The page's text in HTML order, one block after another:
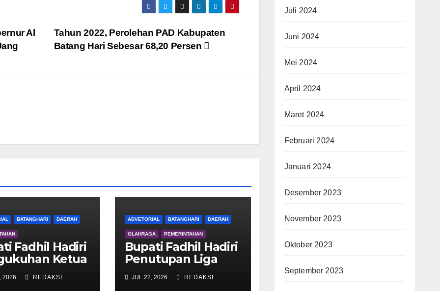
Tahun 2022, Perolehan PAD Kabupaten
Batang Hari Sebesar 68,20 Persen
Al
BATANGHARI DAERAH
Fadhil Hadiri
Ketua
Hari 2026
2026 REDAKSI
ADVETORIAL BATANGHARI DAERAH
OLAHRAGA PEMERINTAHAN
Bupati Fadhil Hadiri
Penutupan Liga
2026
JUL 22, 2026 REDAKSI
Juli 2024
Juni 2024
Mei 2024
April 2024
Maret 2024
Februari 2024
Januari 2024
Desember 2023
November 2023
Oktober 2023
September 2023